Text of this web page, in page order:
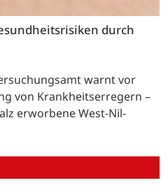
durch
warnt vor
von Krankheitserregern –
erworbene West-Nil-